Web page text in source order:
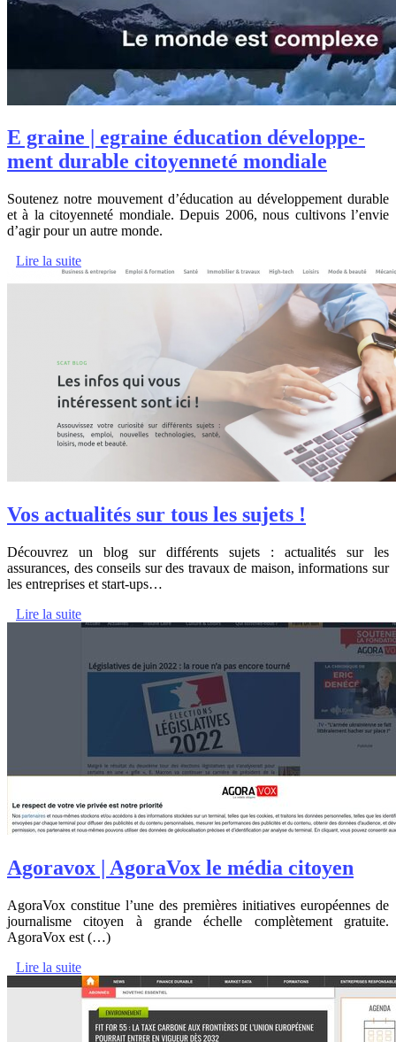
E graine | egraine éducation dévelop­pe­
ment durable citoyenneté mondiale
Soutenez notre mouvement d’éducation au développement durable
et à la citoyenneté mondiale. Depuis 2006, nous cultivons l’envie
d’agir pour un autre monde.
Lire la suite
Vos actualités sur tous les sujets !
Découvrez un blog sur différents sujets : actualités sur les
assurances, des conseils sur des travaux de maison, informations sur
les entreprises et start-ups…
Lire la suite
Agoravox | AgoraVox le média citoyen
AgoraVox constitue l’une des premières initiatives européennes de
journalisme citoyen à grande échelle complètement gratuite.
AgoraVox est (…)
Lire la suite